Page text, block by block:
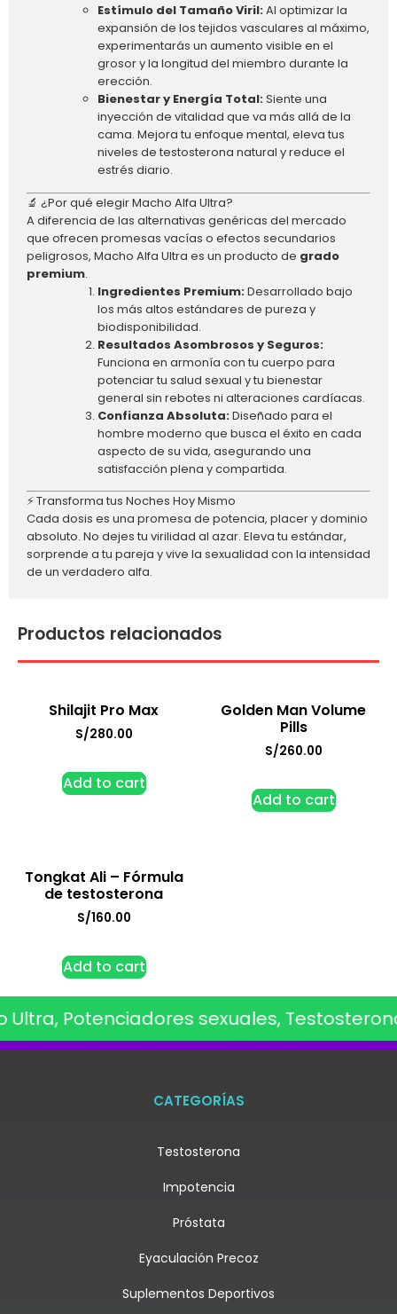
Estímulo del Tamaño Viril:Al optimizar la
expansión de los tejidos vasculares al máximo,
experimentarás un aumento visible en el
grosor y la longitud del miembro durante la
erección.
Bienestar y Energía Total:Siente una
inyección de vitalidad que va más allá de la
cama. Mejora tu enfoque mental, eleva tus
niveles de testosterona natural y reduce el
estrés diario.
🔬 ¿Por qué elegir Macho Alfa Ultra?
A diferencia de las alternativas genéricas del mercado
que ofrecen promesas vacías o efectos secundarios
peligrosos, Macho Alfa Ultra es un producto de grado
premium.
Ingredientes Premium:Desarrollado bajo
los más altos estándares de pureza y
biodisponibilidad.
Resultados Asombrosos y Seguros:
Funciona en armonía con tu cuerpo para
potenciar tu salud sexual y tu bienestar
general sin rebotes ni alteraciones cardíacas.
Confianza Absoluta:Diseñado para el
hombre moderno que busca el éxito en cada
aspecto de su vida, asegurando una
satisfacción plena y compartida.
⚡ Transforma tus Noches Hoy Mismo
Cada dosis es una promesa de potencia, placer y dominio
absoluto. No dejes tu virilidad al azar. Eleva tu estándar,
sorprende a tu pareja y vive la sexualidad con la intensidad
de un verdadero alfa.
Productos relacionados
Shilajit Pro Max
S/280.00
Add to cart
Golden Man Volume
Pills
S/260.00
Add to cart
Tongkat Ali – Fórmula
de testosterona
S/160.00
Add to cart
Potenciadores sexuales,
CATEGORÍAS
Testosterona
Impotencia
Próstata
Eyaculación Precoz
Suplementos Deportivos